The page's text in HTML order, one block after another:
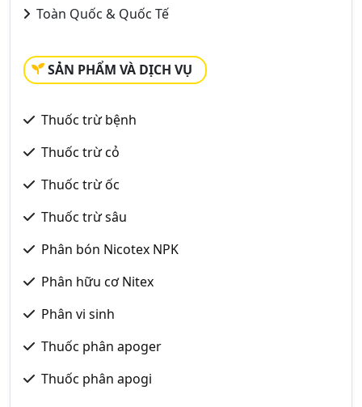
Toàn Quốc & Quốc Tế
SẢN PHẨM VÀ DỊCH VỤ
Thuốc trừ bệnh
Thuốc trừ cỏ
Thuốc trừ ốc
Thuốc trừ sâu
Phân bón Nicotex NPK
Phân hữu cơ Nitex
Phân vi sinh
Thuốc phân apoger
Thuốc phân apogi